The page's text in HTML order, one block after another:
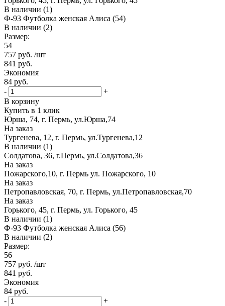
В наличии (1)
Ф-93 Футболка женская Алиса (54)
В наличии (2)
Размер:
54
757 руб. /шт
841 руб.
Экономия
84 руб.
-
+
В корзину
Купить в 1 клик
Юрша, 74, г. Пермь, ул.Юрша,74
На заказ
Тургенева, 12, г. Пермь, ул.Тургенева,12
В наличии (1)
Солдатова, 36, г.Пермь, ул.Солдатова,36
На заказ
Пожарского,10, г. Пермь ул. Пожарского, 10
На заказ
Петропавловская, 70, г. Пермь, ул.Петропавловская,70
На заказ
Горького, 45, г. Пермь, ул. Горького, 45
В наличии (1)
Ф-93 Футболка женская Алиса (56)
В наличии (2)
Размер:
56
757 руб. /шт
841 руб.
Экономия
84 руб.
-
+